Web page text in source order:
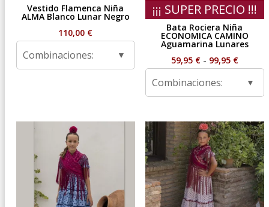
Vestido Flamenca Niña
ALMA Blanco Lunar Negro
110,00 €
Combinaciones:
¡¡¡ SUPER PRECIO !!!
Bata Rociera Niña
ECONOMICA CAMINO
Aguamarina Lunares
59,95 € - 99,95 €Rango
59,95 €
hasta
99,95 €
Combinaciones: